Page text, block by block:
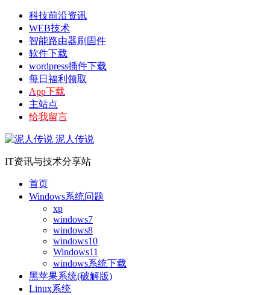
科技前沿资讯
WEB技术
智能路由器刷固件
软件下载
wordpress插件下载
每日福利领取
App下载
主站点
给我留言
泥人传说
IT资讯与技术分享站
首页
Windows系统问题
xp
windows7
windows8
windows10
Windows11
windows系统下载
黑苹果系统(破解版)
Linux系统